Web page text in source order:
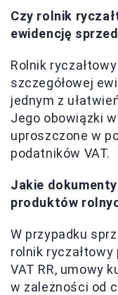
Czy rolnik
ewidencję
Rolnik
szczegółowej
jednym z
Jego obowiązki
uproszczone w
podatników VAT.
Jakie
produktów
W przypadku
rolnik
VAT RR, umowy
w zależności od